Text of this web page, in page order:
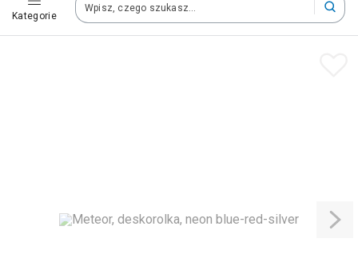
KategorieTwoje zamówienia dostarczymy na teren wybranego kraju.
Zapisz